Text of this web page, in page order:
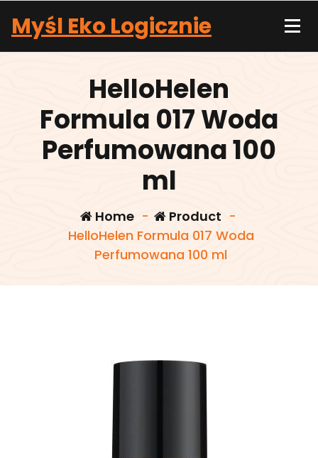
content
Myśl Eko Logicznie
HelloHelen
Formula 017 Woda
Perfumowana 100
ml
Home- Product -
HelloHelen Formula 017 Woda
Perfumowana 100 ml